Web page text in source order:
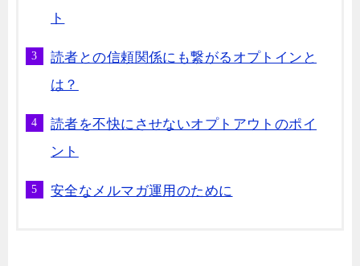
ト
読者との信頼関係にも繋がるオプトインと
は？
読者を不快にさせないオプトアウトのポイ
ント
安全なメルマガ運用のために